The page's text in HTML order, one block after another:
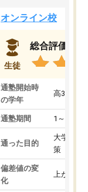
オンライン校
生徒
総合評価
通塾開始時
の学年
高3
通塾期間 1～3ヵ月
通った目的
大学入学
策
偏差値の変
化
上がった